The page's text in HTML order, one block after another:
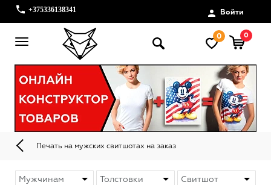
+375336138341 Войти
0 0
Печать на мужских свитшотах на заказ